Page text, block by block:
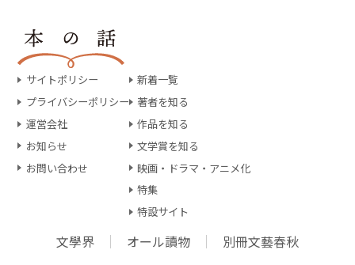
サイトポリシー
プライバシーポリシー
運営会社
お知らせ
お問い合わせ
新着一覧
著者を知る
作品を知る
文学賞を知る
映画・ドラマ・アニメ化
特集
特設サイト
文學界 オール讀物 別冊文藝春秋